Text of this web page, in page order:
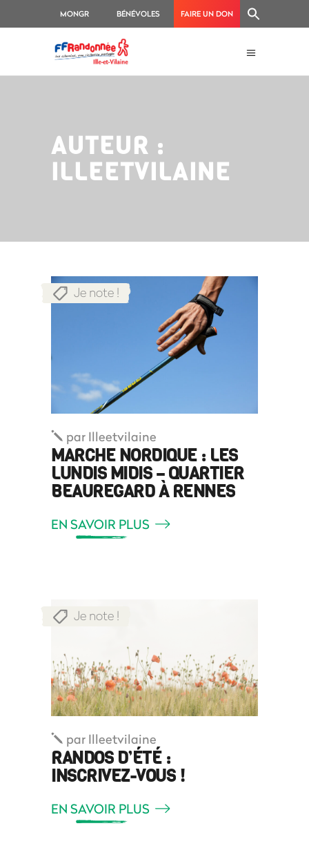
MONGR BÉNÉVOLES FAIRE UN DON
AUTEUR :
ILLEETVILAINE
Je note !
par Illeetvilaine
MARCHE NORDIQUE : LES
LUNDIS MIDIS – QUARTIER
BEAUREGARD À RENNES
EN SAVOIR PLUS
Je note !
par Illeetvilaine
RANDOS D’ÉTÉ :
INSCRIVEZ-VOUS !
EN SAVOIR PLUS